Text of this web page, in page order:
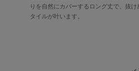
りを自然にカバーするロング丈で、抜け
タイルが叶います。